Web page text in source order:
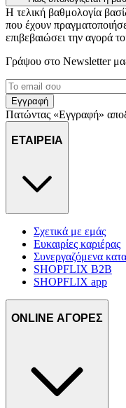
διαφημίσεων και
διαφημίσεις και
μας και την ανάπτυξη
πληροφορίες σχετικά
τοποθεσίας μας στους
δικτύωσης, διαφημίσεων
Η τελική βαθμολογία
που έχουν
επιβεβαιώσει την αγορά
Γράψου στο Νewsletter
Εγγραφή
Πατώντας «Εγγραφή»
ΕΤΑΙΡΕΙΑ
Σχετικά με εμάς
Ευκαιρίες καριέρας
Συνεργαζόμενα
SHOPFLIX B2B
SHOPFLIX app
ONLINE ΑΓΟΡΕΣ